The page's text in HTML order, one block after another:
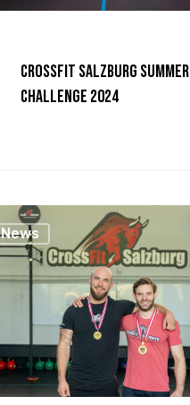
CrossFit Salzburg Summer
Challenge 2024
News